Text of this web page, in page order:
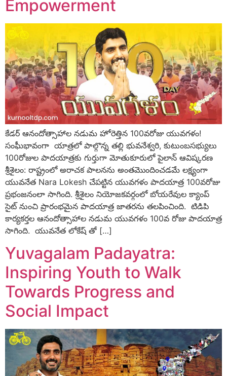
Empowerment
కేడర్ ఆనందోత్సాహాల నడుమ హోరెత్తిన 100వరోజు యువగళం!
సంఘీభావంగా యాత్రలో పాల్గొన్న తల్లి భువనేశ్వరి, కుటుంబసభ్యులు
100రోజుల పాదయాత్రకు గుర్తుగా మోతుకూరులో పైలాన్ ఆవిష్కరణ
శ్రీశైలం: రాష్ట్రంలో అరాచక పాలనను అంతమొందించడమే లక్ష్యంగా
యువనేత Nara Lokesh చేపట్టిన యువగళం పాదయాత్ర 100వరోజు
ప్రభంజనంలా సాగింది. శ్రీశైలం నియోజకవర్గంలో బోయరేవుల క్యాంప్
సైట్ నుంచి ప్రారంభమైన పాదయాత్ర జాతరను తలపించింది. టిడిపి
కార్యకర్తల ఆనందోత్సాహాల నడుమ యువగళం 100వ రోజు పాదయాత్ర
సాగింది. యువనేత లోకేష్ తో […]
Yuvagalam Padayatra:
Inspiring Youth to Walk
Towards Progress and
Social Impact